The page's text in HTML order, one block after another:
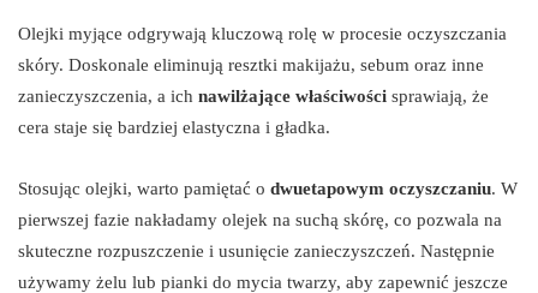
Olejki myjące odgrywają kluczową rolę w procesie oczyszczania
skóry. Doskonale eliminują resztki makijażu, sebum oraz inne
zanieczyszczenia, a ich nawilżające właściwości sprawiają, że
cera staje się bardziej elastyczna i gładka.
Stosując olejki, warto pamiętać o dwuetapowym oczyszczaniu. W
pierwszej fazie nakładamy olejek na suchą skórę, co pozwala na
skuteczne rozpuszczenie i usunięcie zanieczyszczeń. Następnie
używamy żelu lub pianki do mycia twarzy, aby zapewnić jeszcze